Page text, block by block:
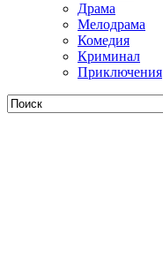
Драма
Мелодрама
Комедия
Криминал
Приключения